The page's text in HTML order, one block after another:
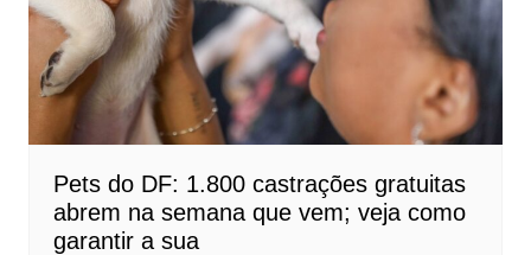
Pets do DF: 1.800 castrações gratuitas
abrem na semana que vem; veja como
garantir a sua